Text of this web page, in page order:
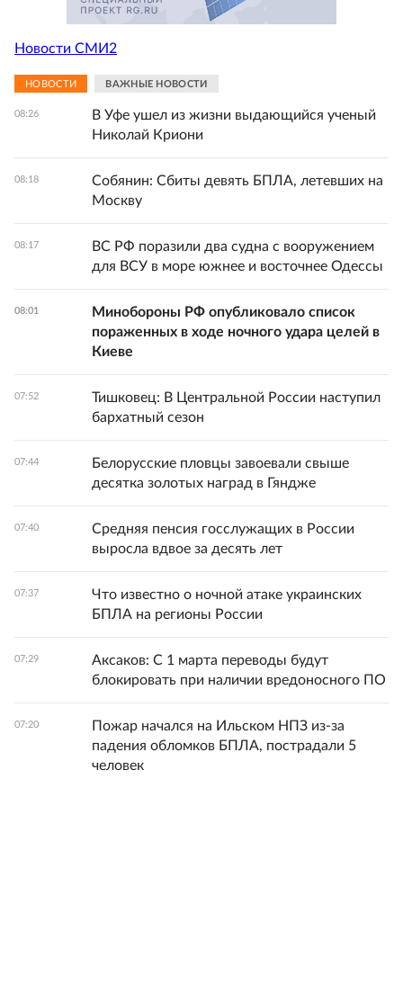
Новости СМИ2
НОВОСТИ ВАЖНЫЕ НОВОСТИ
08:26
В Уфе ушел из жизни выдающийся ученый
Николай Криони
08:18
Собянин: Сбиты девять БПЛА, летевших на
Москву
08:17
ВС РФ поразили два судна с вооружением
для ВСУ в море южнее и восточнее Одессы
08:01
Минобороны РФ опубликовало список
пораженных в ходе ночного удара целей в
Киеве
07:52
Тишковец: В Центральной России наступил
бархатный сезон
07:44
Белорусские пловцы завоевали свыше
десятка золотых наград в Гяндже
07:40
Средняя пенсия госслужащих в России
выросла вдвое за десять лет
07:37
Что известно о ночной атаке украинских
БПЛА на регионы России
07:29
Аксаков: С 1 марта переводы будут
блокировать при наличии вредоносного ПО
07:20
Пожар начался на Ильском НПЗ из-за
падения обломков БПЛА, пострадали 5
человек